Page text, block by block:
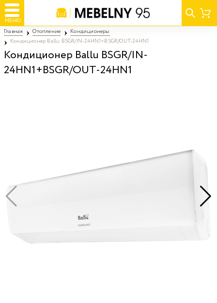
МЕНЮ
Главная Отопление
Кондиционеры
Кондиционер Ballu BSGR/IN-24HN1+BSGR/OUT-24HN1
Кондиционер Ballu BSGR/IN-
24HN1+BSGR/OUT-24HN1